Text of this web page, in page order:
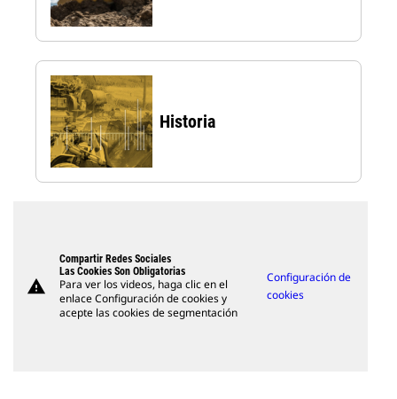
Historia
warning
Compartir Redes Sociales
Las Cookies Son Obligatorias
Para ver los videos, haga clic en el
enlace Configuración de cookies y
acepte las cookies de segmentación
Configuración de
cookies